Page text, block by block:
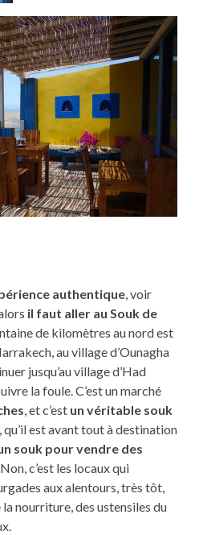
authentique, voir
il faut aller au Souk de
de kilomètres au nord est
au village d’Ounagha
jusqu’au village d’Had
la foule. C’est un marché
, et c’est un véritable souk
qu’il est avant tout à destination
souk pour vendre des
Non, c’est les locaux qui
aux alentours, très tôt,
nourriture, des ustensiles du